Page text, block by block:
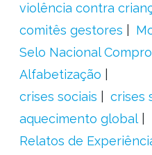
violência contra
comitês gestores
Selo Nacional
Alfabetização
crises sociais
crises
aquecimento global
Relatos de